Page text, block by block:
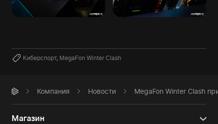
Киберспорт, MegaFon Winter Clash
Компания Новости MegaFon Winter Clash
Магазин